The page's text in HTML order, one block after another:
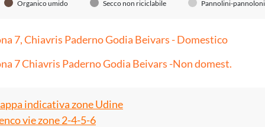
Organico umido Secco non riciclabile Pannolini-pannoloni
7, Chiavris Paderno Godia Beivars - Domestico
7 Chiavris Paderno Godia Beivars -Non domest.
indicativa zone Udine
vie zone 2-4-5-6